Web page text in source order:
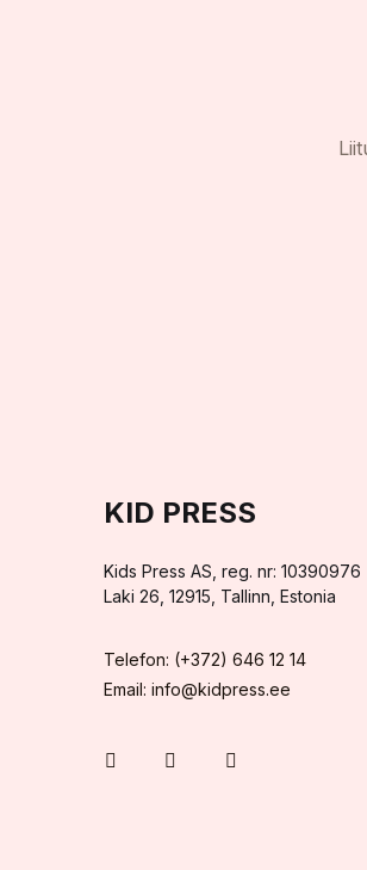
KID PRESS
Kids Press AS, reg. nr: 10390976
Laki 26, 12915, Tallinn, Estonia
Telefon: (+372) 646 12 14
Email: info@kidpress.ee